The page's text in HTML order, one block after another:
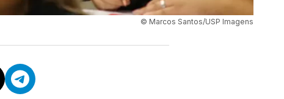
© Marcos Santos/USP Imagens